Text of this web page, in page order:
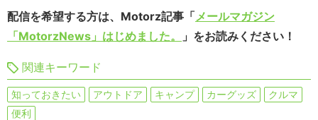
配信を希望する方は、Motorz記事「 メールマガジン
「MotorzNews」はじめました。
」をお読みください！
関連キーワード
知っておきたい アウトドア キャンプ カーグッズ
クルマ
便利